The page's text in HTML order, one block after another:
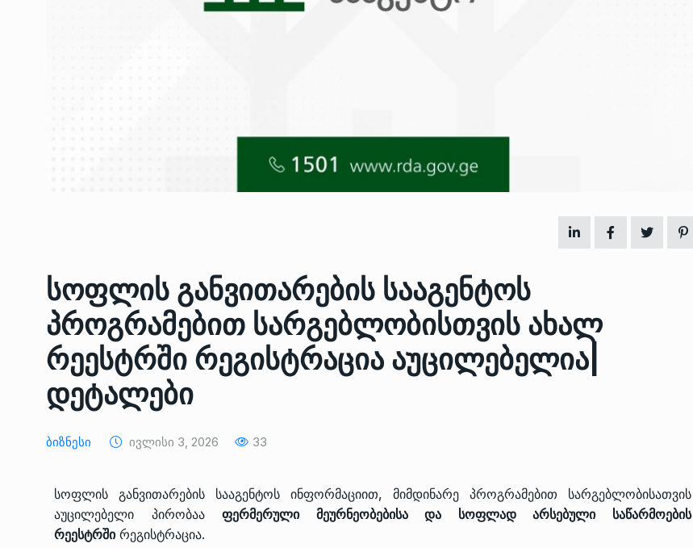
სოფლის განვითარების სააგენტოს
პროგრამებით სარგებლობისთვის ახალ
რეესტრში რეგისტრაცია აუცილებელია|
დეტალები
Ბიზნესი Ივლისი 3, 2026 33
სოფლის განვითარების სააგენტოს ინფორმაციით, მიმდინარე პროგრამებით სარგებლობისათვის
აუცილებელი პირობააფერმერული მეურნეობებისა და სოფლად არსებული საწარმოების
რეესტრშირეგისტრაცია.
მინისტერიალზე სიტყვით…
ᲔᲙᲝᲜᲝᲛᲘᲙᲐ 10/05/2022
სამსახურის…
ᲔᲙᲝᲜᲝᲛᲘᲙᲐ 10/05/2022
8
საქართველოს რკინიგზის
გენერალურმა დირექტორმა შუა
დერეფნის…
თბილისის ზაქარია ფალიაშვილის
ბალეტის…
ᲙᲣᲚᲢᲣᲠᲐ 13/05/2022
11
12 ᲠᲔᲒᲘᲝᲜᲔᲑᲘ
13
მარაგი დღეისათვის გვაქვს
საკმარისზე მეტი, თუმცა…
ᲒᲐᲜᲐᲗᲚᲔᲑᲐ 15/05/2022